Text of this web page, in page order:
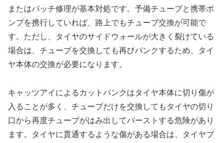
またはパッチ修理が基本対処です。予備チューブと携帯ポ
ンプを携行していれば、路上でもチューブ交換が可能で
す。ただし、タイヤのサイドウォールが大きく裂けている
場合は、チューブを交換しても再びパンクするため、タイ
ヤ本体の交換が必要になります。
キャッツアイによるカットパンクはタイヤ本体に切り傷が
入ることが多く、チューブだけを交換してもタイヤの切り
口から再度チューブがはみ出してバーストする危険があり
ます。タイヤに貫通するような傷がある場合は、タイヤブ